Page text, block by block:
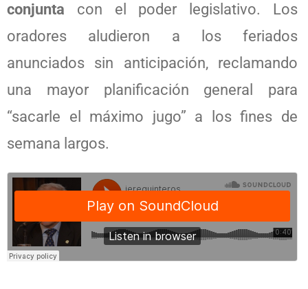
conjunta con el poder legislativo. Los
oradores aludieron a los feriados
anunciados sin anticipación, reclamando
una mayor planificación general para
“sacarle el máximo jugo” a los fines de
semana largos.